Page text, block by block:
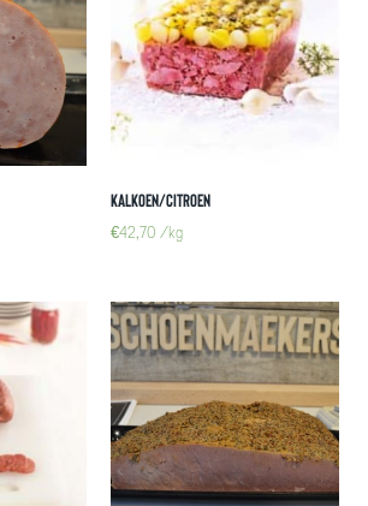
Kalkoen/Citroen
€42,70 /kg